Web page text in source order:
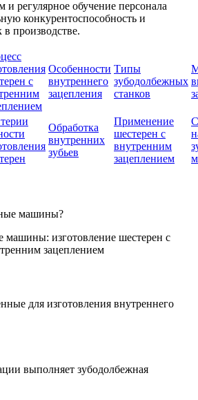
и регулярное обучение персонала
конкурентоспособность и
производстве.
с
Особенности
внутреннего
зацепления
Типы
зубодолбежных
станков
Обработка
внутренних
зубьев
Применение
шестерен с
внутренним
зацеплением
машины?
для изготовления внутреннего
выполняет зубодолбежная